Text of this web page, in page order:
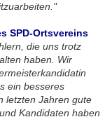
SPD-Ortsvereins
die uns trotz
haben. Wir
ein besseres
letzten Jahren gute
Kandidaten haben